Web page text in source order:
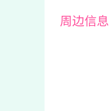
周边信息